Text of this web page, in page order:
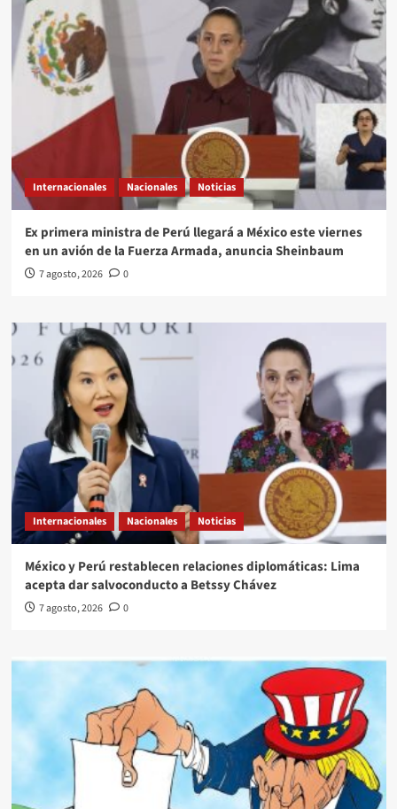
Internacionales Nacionales Noticias
Ex primera ministra de Perú llegará a México este viernes
en un avión de la Fuerza Armada, anuncia Sheinbaum
7 agosto, 2026 0
Internacionales Nacionales Noticias
México y Perú restablecen relaciones diplomáticas: Lima
acepta dar salvoconducto a Betssy Chávez
7 agosto, 2026 0